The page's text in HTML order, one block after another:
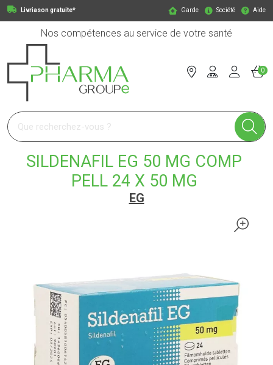
Livriason gratuite* Garde Société Aide
Nos compétences au service de votre santé
Pharmagroupe Votre pharmacie en ligne à votre service
0
SILDENAFIL EG 50 MG COMP
PELL 24 X 50 MG
EG